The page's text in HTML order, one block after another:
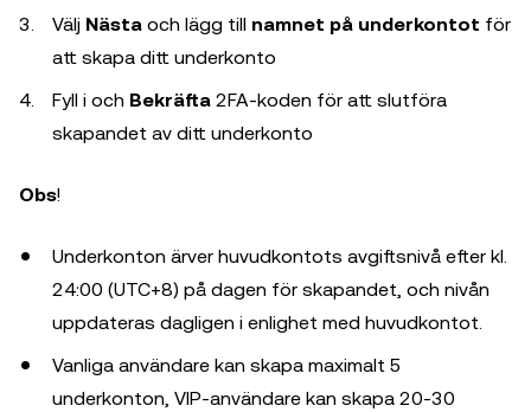
Välj Nästa och lägg till namnet på underkontot för
att skapa ditt underkonto
Fyll i och Bekräfta 2FA-koden för att slutföra
skapandet av ditt underkonto
Obs!
Underkonton ärver huvudkontots avgiftsnivå efter kl.
24:00 (UTC+8) på dagen för skapandet, och nivån
uppdateras dagligen i enlighet med huvudkontot.
Vanliga användare kan skapa maximalt 5
underkonton, VIP-användare kan skapa 20-30